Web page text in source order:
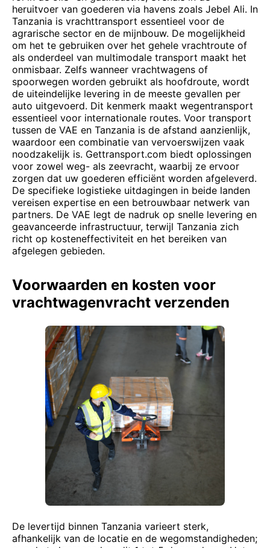
heruitvoer van goederen via havens zoals Jebel Ali. In
Tanzania is vrachttransport essentieel voor de
agrarische sector en de mijnbouw. De mogelijkheid
om het te gebruiken over het gehele vrachtroute of
als onderdeel van multimodale transport maakt het
onmisbaar. Zelfs wanneer vrachtwagens of
spoorwegen worden gebruikt als hoofdroute, wordt
de uiteindelijke levering in de meeste gevallen per
auto uitgevoerd. Dit kenmerk maakt wegentransport
essentieel voor internationale routes. Voor transport
tussen de VAE en Tanzania is de afstand aanzienlijk,
waardoor een combinatie van vervoerswijzen vaak
noodzakelijk is. Gettransport.com biedt oplossingen
voor zowel weg- als zeevracht, waarbij ze ervoor
zorgen dat uw goederen efficiënt worden afgeleverd.
De specifieke logistieke uitdagingen in beide landen
vereisen expertise en een betrouwbaar netwerk van
partners. De VAE legt de nadruk op snelle levering en
geavanceerde infrastructuur, terwijl Tanzania zich
richt op kosteneffectiviteit en het bereiken van
afgelegen gebieden.
Voorwaarden en kosten voor
vrachtwagenvracht verzenden
De levertijd binnen Tanzania varieert sterk,
afhankelijk van de locatie en de wegomstandigheden;